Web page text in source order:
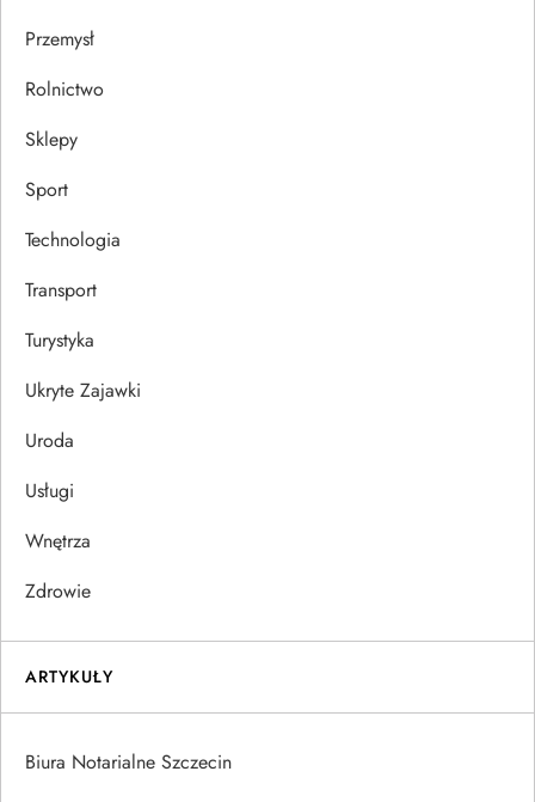
Przemysł
Rolnictwo
Sklepy
Sport
Technologia
Transport
Turystyka
Ukryte Zajawki
Uroda
Usługi
Wnętrza
Zdrowie
ARTYKUŁY
Biura Notarialne Szczecin